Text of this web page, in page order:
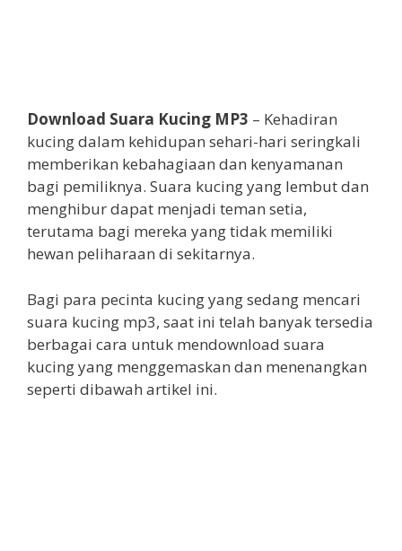
Download Suara Kucing MP3 – Kehadiran
kucing dalam kehidupan sehari-hari seringkali
memberikan kebahagiaan dan kenyamanan
bagi pemiliknya. Suara kucing yang lembut dan
menghibur dapat menjadi teman setia,
terutama bagi mereka yang tidak memiliki
hewan peliharaan di sekitarnya.
Bagi para pecinta kucing yang sedang mencari
suara kucing mp3, saat ini telah banyak tersedia
berbagai cara untuk mendownload suara
kucing yang menggemaskan dan menenangkan
seperti dibawah artikel ini.